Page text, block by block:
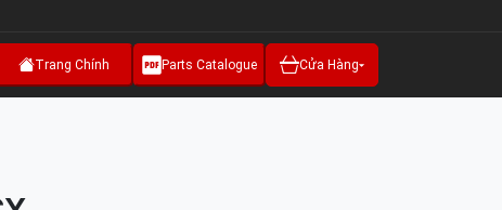
Trang Chính Parts Catalogue Cửa Hàng